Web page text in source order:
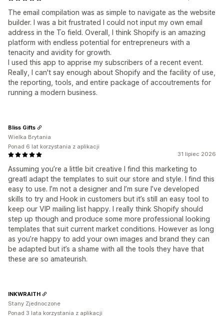
The email compilation was as simple to navigate as the website
builder. I was a bit frustrated I could not input my own email
address in the To field. Overall, I think Shopify is an amazing
platform with endless potential for entrepreneurs with a
tenacity and avidity for growth.
I used this app to apprise my subscribers of a recent event.
Really, I can't say enough about Shopify and the facility of use,
the reporting, tools, and entire package of accoutrements for
running a modern business.
31 lipiec 2026
Assuming you’re a little bit creative I find this marketing to
greatI adapt the templates to suit our store and style. I find this
easy to use. I’m not a designer and I’m sure I’ve developed
skills to try and Hook in customers but it’s still an easy tool to
keep our VIP mailing list happy. I really think Shopify should
step up though and produce some more professional looking
templates that suit current market conditions. However as long
as you’re happy to add your own images and brand they can
be adapted but it’s a shame with all the tools they have that
these are so amateurish.
Bliss Gifts
Wielka Brytania
Ponad 6 lat korzystania z aplikacji
INKWRAITH
Stany Zjednoczone
Ponad 3 lata korzystania z aplikacji